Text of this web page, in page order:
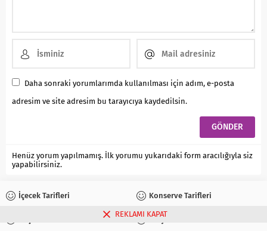
Daha sonraki yorumlarımda kullanılması için adım, e-posta
adresim ve site adresim bu tarayıcıya kaydedilsin.
Henüz yorum yapılmamış. İlk yorumu yukarıdaki form aracılığıyla siz
yapabilirsiniz.
İçecek Tarifleri Konserve Tarifleri
Turşu Tarifleri
REKLAMI KAPAT